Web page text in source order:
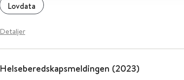
Lovdata
Detaljer
Helseberedskapsmeldingen (2023)